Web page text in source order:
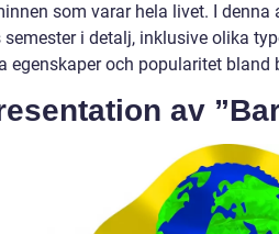
som varar hela livet. I
semester i detalj, inklusive olika
egenskaper och popularitet bland
av